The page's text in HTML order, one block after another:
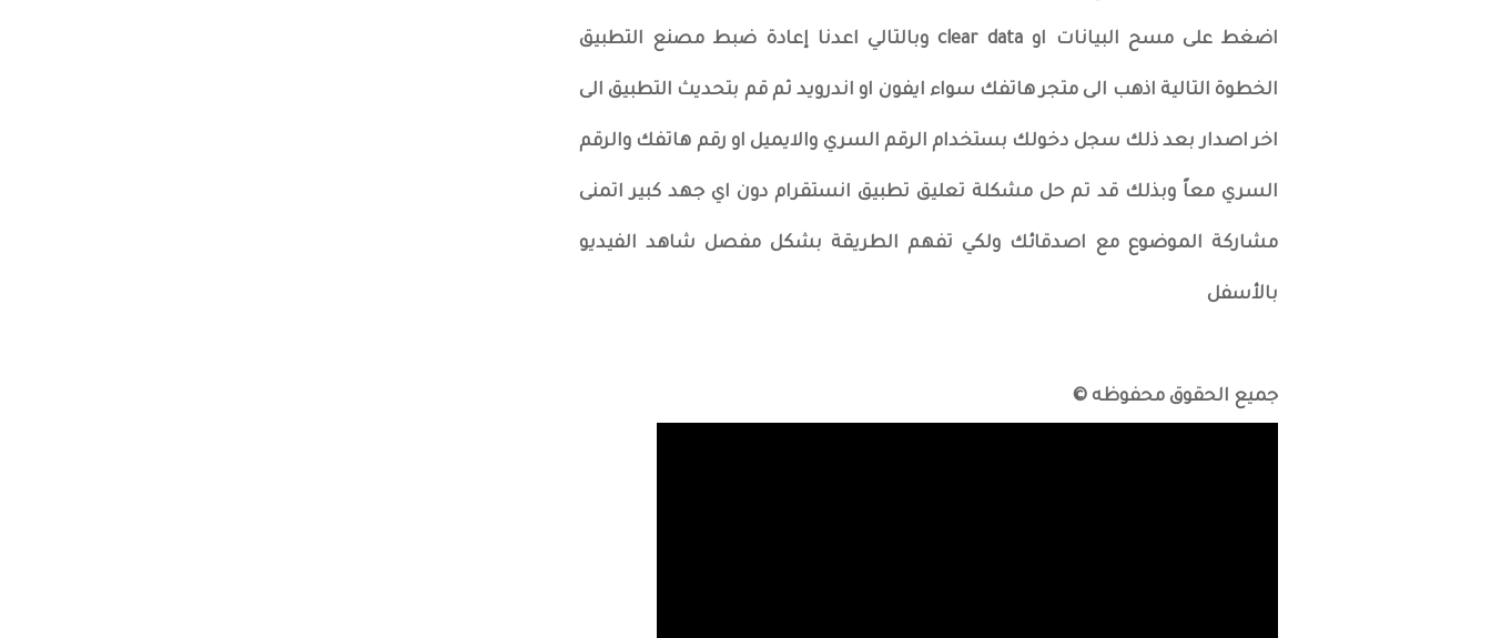
اضغط على مسح البيانات او clear data وبالتالي اعدنا إعادة ضبط مصنع التطبيق
الخطوة التالية اذهب الى متجر هاتفك سواء ايفون او اندرويد ثم قم بتحديث التطبيق الى
اخر اصدار بعد ذلك سجل دخولك بستخدام الرقم السري والايميل او رقم هاتفك والرقم
السري معاً وبذلك قد تم حل مشكلة تعليق تطبيق انستقرام دون اي جهد كبير اتمنى
مشاركة الموضوع مع اصدقائك ولكي تفهم الطريقة بشكل مفصل شاهد الفيديو
بالأسفل
جميع الحقوق محفوظه ©